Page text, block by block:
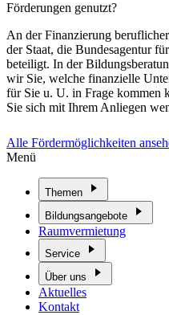
Förderungen genutzt?
An der Finanzierung
der Staat, die Bundesagentur
beteiligt. In der
wir Sie, welche finanzielle
für Sie u. U. in Frage kommen
Sie sich mit Ihrem Anliegen
Alle Fördermöglichkeiten
Menü
Themen
Bildungsangebote
Raumvermietung
Service
Über uns
Aktuelles
Kontakt